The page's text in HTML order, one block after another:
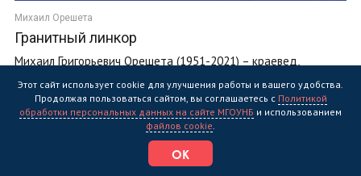
Михаил Орешета
Гранитный линкор
Михаил Григорьевич Орешета (1951-2021) – краевед,
писатель, публицист, один из организаторов военно-
поисковой работы, инициатор установки ...
Этот сайт использует cookie для улучшения работы и вашего удобства.
Продолжая пользоваться сайтом, вы соглашаетесь с Политикой
обработки персональных данных на сайте МГОУНБ и использованием
файлов cookie.
ОК